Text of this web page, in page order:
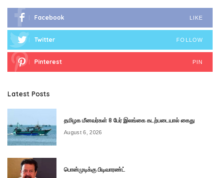
Facebook LIKE
Twitter FOLLOW
Pinterest PIN
Latest Posts
தமிழக மீனவர்கள் 8 பேர் இலங்கை கடற்படையால் கைது
August 6, 2026
பொன்முடிக்கு பிடிவாரண்ட்